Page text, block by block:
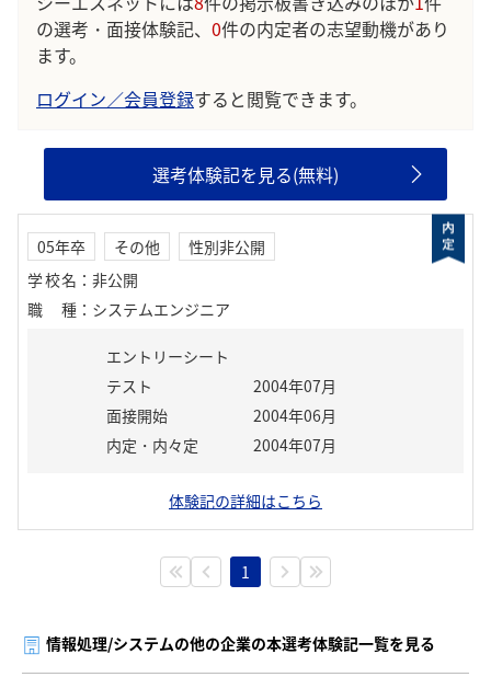
の選考・面接体験記、 0件の内定者の志望動機があり
ます。
ログイン／会員登録すると閲覧できます。
選考体験記を見る(無料)
05年卒 その他
性別非公開
学校名 ： 非公開
職種 ： システムエンジニア
エントリーシート
テスト
2004年07月
面接開始
2004年06月
内定・内々定
2004年07月
体験記の詳細はこちら
1
情報処理/システムの他の企業の本選考体験記一覧を見る